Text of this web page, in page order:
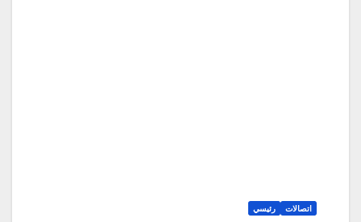
اتصالات رئيسي